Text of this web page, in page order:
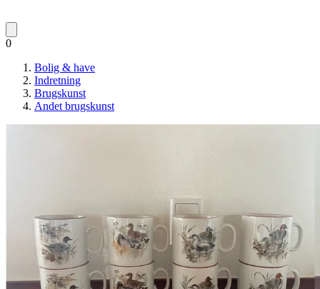
0
Bolig & have
Indretning
Brugskunst
Andet brugskunst